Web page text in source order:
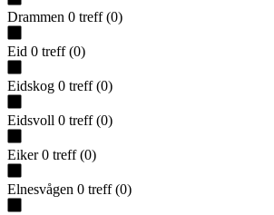
Drammen 0 treff (0)
Eid 0 treff (0)
Eidskog 0 treff (0)
Eidsvoll 0 treff (0)
Eiker 0 treff (0)
Elnesvågen 0 treff (0)